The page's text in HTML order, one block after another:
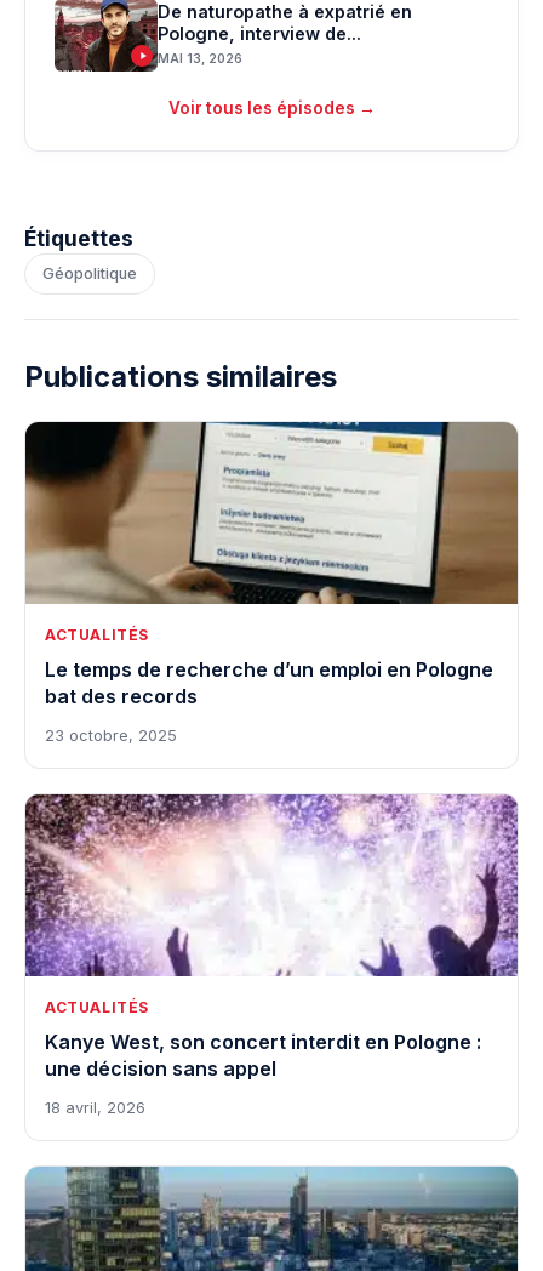
De naturopathe à expatrié en
Pologne, interview de...
MAI 13, 2026
Voir tous les épisodes →
Étiquettes
Géopolitique
Publications similaires
ACTUALITÉS
Le temps de recherche d’un emploi en Pologne
bat des records
23 octobre, 2025
ACTUALITÉS
Kanye West, son concert interdit en Pologne :
une décision sans appel
18 avril, 2026